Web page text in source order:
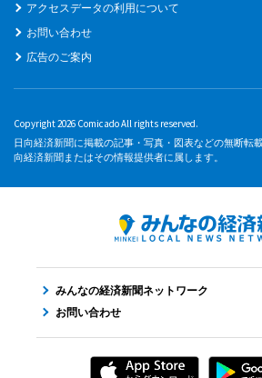
アクセスデータの利用について
お問い合わせ
広告のご案内
Copyright 2026 Comicado All rights reserved.
日向経済新聞に掲載の記事・写真・図表などの無断転
向経済新聞またはその情報提供者に属します。
みんなの経済新聞ネットワーク
お問い合わせ